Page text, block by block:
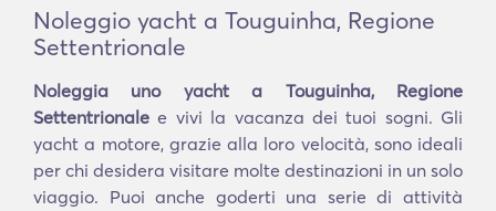
Noleggio yacht a Touguinha, Regione
Settentrionale
Noleggia uno yacht a Touguinha, Regione
Settentrionale e vivi la vacanza dei tuoi sogni. Gli
yacht a motore, grazie alla loro velocità, sono ideali
per chi desidera visitare molte destinazioni in un solo
viaggio. Puoi anche goderti una serie di attività